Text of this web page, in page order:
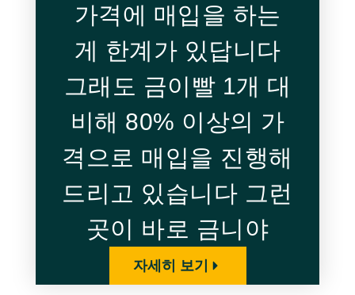
가격에 매입을 하는
게 한계가 있답니다​
그래도 금이빨 1개 대
비해 80% 이상의 가
격으로 매입을 진행해
드리고 있습니다 ​그런
곳이 바로 금니야
자세히 보기